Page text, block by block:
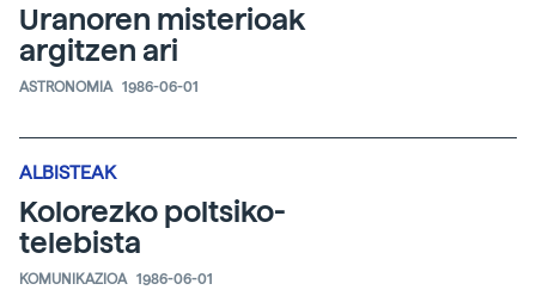
Uranoren misterioak
argitzen ari
ASTRONOMIA 1986-06-01
ALBISTEAK
Kolorezko poltsiko-
telebista
KOMUNIKAZIOA 1986-06-01